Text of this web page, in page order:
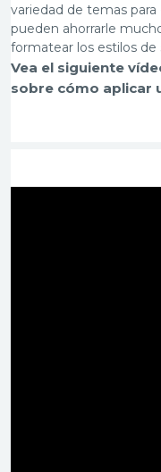
variedad de temas
pueden ahorrarle
formatear los estilos
Vea el siguiente
sobre cómo aplicar